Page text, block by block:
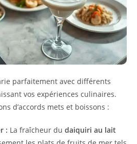
parfaitement avec différents
vos expériences culinaires.
d’accords mets et boissons :
: La fraîcheur du daiquiri au lait